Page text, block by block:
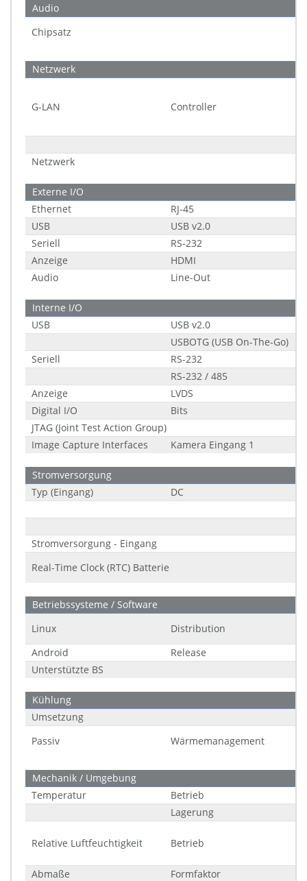
Audio
Chipsatz
Netzwerk
G-LAN Controller
Netzwerk
Externe I/O
Ethernet
RJ-45
USB
USB v2.0
Seriell
RS-232
Anzeige
HDMI
Audio
Line-Out
Interne I/O
USB
USB v2.0
USBOTG (USB On-The-Go)
Seriell
RS-232
RS-232 / 485
Anzeige
LVDS
Digital I/O
Bits
JTAG (Joint Test Action Group)
Image Capture Interfaces
Kamera Eingang 1
Stromversorgung
Typ (Eingang)
DC
Stromversorgung - Eingang
Real-Time Clock (RTC) Batterie
Betriebssysteme / Software
Linux
Distribution
Android
Release
Unterstützte BS
Kühlung
Umsetzung
Passiv
Wärmemanagement
Mechanik / Umgebung
Temperatur
Betrieb
Lagerung
Relative Luftfeuchtigkeit Betrieb
Abmaße
Formfaktor